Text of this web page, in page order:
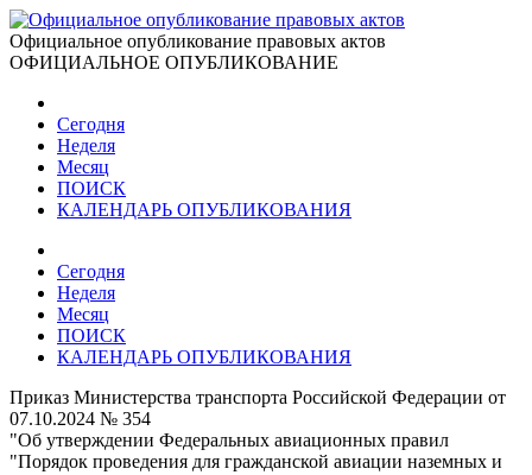
Официальное опубликование правовых актов
ОФИЦИАЛЬНОЕ ОПУБЛИКОВАНИЕ
Сегодня
Неделя
Месяц
ПОИСК
КАЛЕНДАРЬ ОПУБЛИКОВАНИЯ
Сегодня
Неделя
Месяц
ПОИСК
КАЛЕНДАРЬ ОПУБЛИКОВАНИЯ
Приказ Министерства транспорта Российской Федерации от
07.10.2024 № 354
"Об утверждении Федеральных авиационных правил
"Порядок проведения для гражданской авиации наземных и